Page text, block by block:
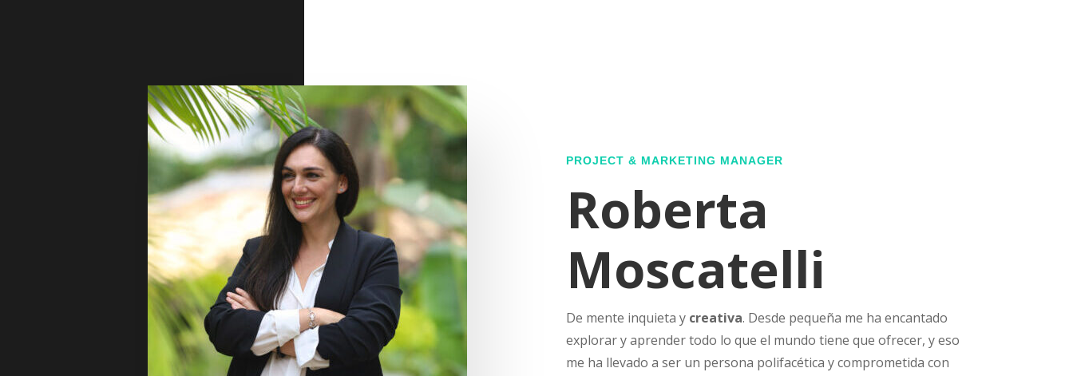
PROJECT & MARKETING MANAGER
Roberta
Moscatelli
De mente inquieta y creativa. Desde pequeña me ha encantado
explorar y aprender todo lo que el mundo tiene que ofrecer, y eso
me ha llevado a ser un persona polifacética y comprometida con